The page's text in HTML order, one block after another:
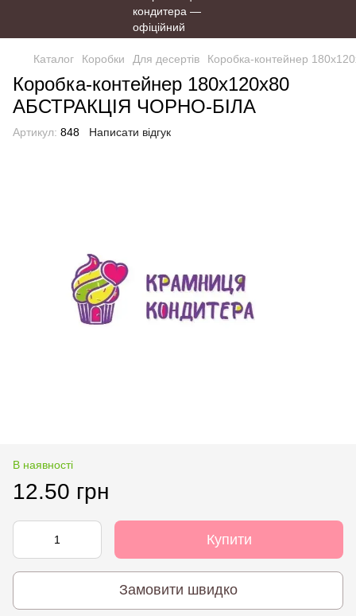
Каталог Коробки Для десертів Коробка-контейнер
Коробка-контейнер 180х120х80
АБСТРАКЦІЯ ЧОРНО-БІЛА
Артикул: 848 Написати відгук
В наявності
12.50 грн
Купити
Замовити швидко